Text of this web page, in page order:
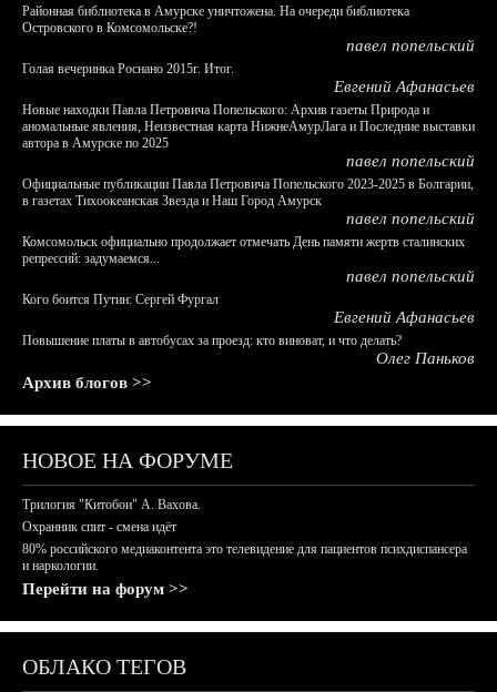
Районная библиотека в Амурске уничтожена. На очереди библиотека
Островского в Комсомольске?!
павел попельский
Голая вечеринка Роснано 2015г. Итог.
Евгений Афанасьев
Новые находки Павла Петровича Попельского: Архив газеты Природа и
аномальные явления, Неизвестная карта НижнеАмурЛага и Последние выставки
автора в Амурске по 2025
павел попельский
Официальные публикации Павла Петровича Попельского 2023-2025 в Болгарии,
в газетах Тихоокеанская Звезда и Наш Город Амурск
павел попельский
Комсомольск официально продолжает отмечать День памяти жертв сталинских
репрессий: задумаемся...
павел попельский
Кого боится Путин: Сергей Фургал
Евгений Афанасьев
Повышение платы в автобусах за проезд: кто виноват, и что делать?
Олег Паньков
Архив блогов >>
НОВОЕ НА ФОРУМЕ
Трилогия "Китобои" А. Вахова.
Охранник спит - смена идёт
80% российского медиаконтента это телевидение для пациентов психдиспансера
и наркологии.
Перейти на форум >>
ОБЛАКО ТЕГОВ